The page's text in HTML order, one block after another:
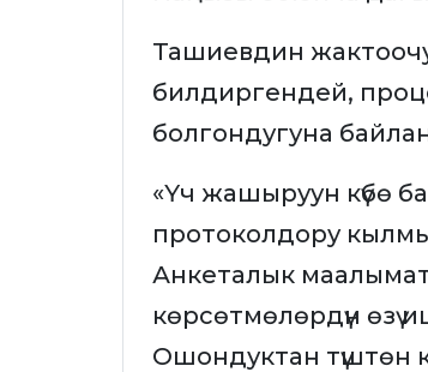
Ташиевдин
билдиргендей,
болгондугуна
«Үч жашыруун күбө
протоколдору
Анкеталык
көрсөтмөлөрдүн
Ошондуктан түштөн